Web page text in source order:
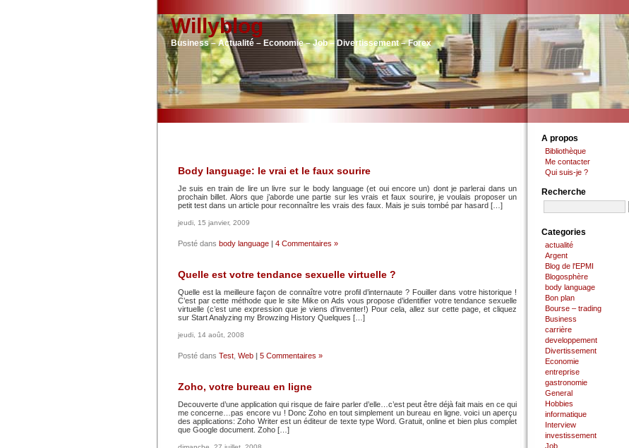
Willyblog
Business – Actualité – Economie – Job – Divertissement – Forex
Body language: le vrai et le faux sourire
Je suis en train de lire un livre sur le body language (et oui encore un) dont je parlerai dans un
prochain billet. Alors que j’aborde une partie sur les vrais et faux sourire, je voulais proposer un
petit test dans un article pour reconnaître les vrais des faux. Mais je suis tombé par hasard […]
jeudi, 15 janvier, 2009
Posté dans body language | 4 Commentaires »
Quelle est votre tendance sexuelle virtuelle ?
Quelle est la meilleure façon de connaître votre profil d’internaute ? Fouiller dans votre historique !
C’est par cette méthode que le site Mike on Ads vous propose d’identifier votre tendance sexuelle
virtuelle (c’est une expression que je viens d’inventer!) Pour cela, allez sur cette page, et cliquez
sur Start Analyzing my Browzing History Quelques […]
jeudi, 14 août, 2008
Posté dans Test Web | 5 Commentaires »
Zoho, votre bureau en ligne
Decouverte d’une application qui risque de faire parler d’elle…c’est peut être déjà fait mais en ce qui
me concerne…pas encore vu ! Donc Zoho en tout simplement un bureau en ligne. voici un aperçu
des applications: Zoho Writer est un éditeur de texte type Word. Gratuit, online et bien plus complet
que Google document. Zoho […]
A propos
Bibliothèque
Me contacter
Qui suis-je ?
Recherche
Categories
actualité
Argent
Blog de l'EPMI
Blogosphère
body language
Bon plan
Bourse – trading
Business
carrière
developpement
Divertissement
Economie
entreprise
gastronomie
General
Hobbies
informatique
Interview
investissement
Job